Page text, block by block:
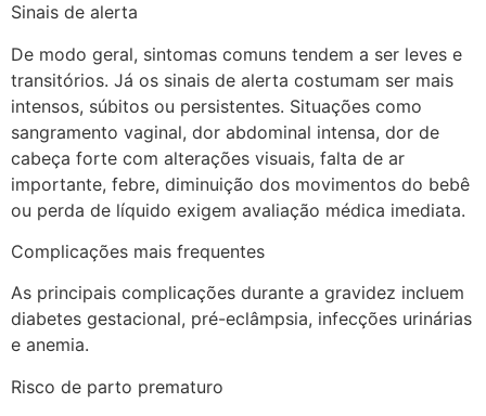
Sinais de alerta
De modo geral, sintomas comuns tendem a ser leves e
transitórios. Já os sinais de alerta costumam ser mais
intensos, súbitos ou persistentes. Situações como
sangramento vaginal, dor abdominal intensa, dor de
cabeça forte com alterações visuais, falta de ar
importante, febre, diminuição dos movimentos do bebê
ou perda de líquido exigem avaliação médica imediata.
Complicações mais frequentes
As principais complicações durante a gravidez incluem
diabetes gestacional, pré-eclâmpsia, infecções urinárias
e anemia.
Risco de parto prematuro